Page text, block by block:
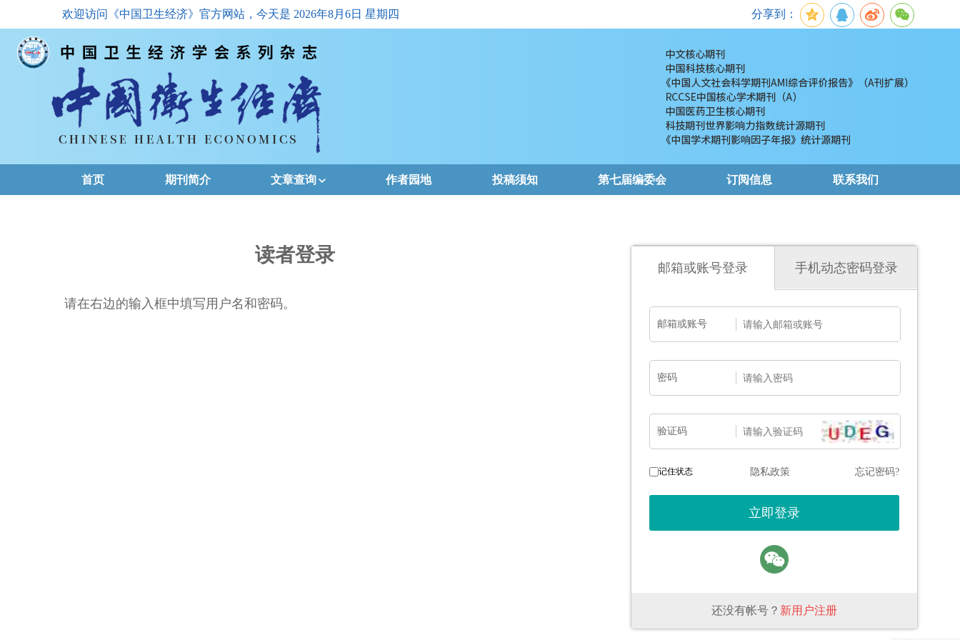
欢迎访问《中国卫生经济》官方网站，今天是 2026年8月6日 星期四 分享到：
首页 期刊简介 文章查询
下载排名
作者园地 投稿须知 第七届编委会 订阅信息 联系我们
读者登录
请在右边的输入框中填写用户名和密码。
邮箱或账号登录 手机动态密码登录
邮箱或账号
密码
验证码
记住状态 隐私政策 忘记密码?
还没有帐号？ 新用户注册